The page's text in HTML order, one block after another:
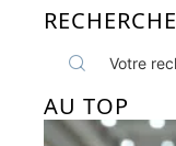
RECHERCHE
AU TOP